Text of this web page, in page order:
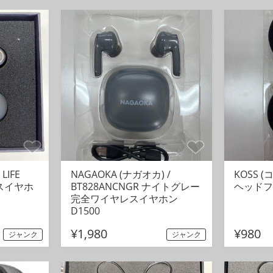
イヤホ
ジャンク
NAGAOKA (ナガオカ) /
BT828ANCNGR ナイトグレー
完全ワイヤレスイヤホン
D1500
¥1,980 ジャンク
KOSS (
ヘッド
¥980